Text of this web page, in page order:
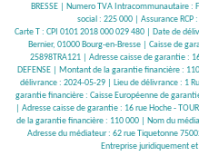
BRESSE | Numero TVA Intracommunautaire :
social : 225 000 | Assurance RCP
Carte T : CPI 0101 2018 000 029 480 | Date de
Bernier, 01000 Bourg-en-Bresse | Caisse de
25898TRA121 | Adresse caisse de garantie : 16
DEFENSE | Montant de la garantie financière :
délivrance : 2024-05-29 | Lieu de délivrance : 1
garantie financière : Caisse Européenne de
| Adresse caisse de garantie : 16 rue Hoche -
de la garantie financière : 110 000 | Nom du
Adresse du médiateur : 62 rue Tiquetonne
Entreprise juridiquement